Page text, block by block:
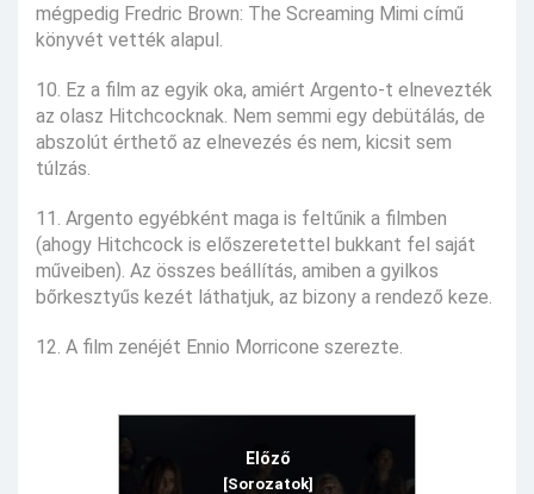
mégpedig Fredric Brown: The Screaming Mimi című
könyvét vették alapul.
10. Ez a film az egyik oka, amiért Argento-t elnevezték
az olasz Hitchcocknak. Nem semmi egy debütálás, de
abszolút érthető az elnevezés és nem, kicsit sem
túlzás.
11. Argento egyébként maga is feltűnik a filmben
(ahogy Hitchcock is előszeretettel bukkant fel saját
műveiben). Az összes beállítás, amiben a gyilkos
bőrkesztyűs kezét láthatjuk, az bizony a rendező keze.
12. A film zenéjét Ennio Morricone szerezte.
Előző
[Sorozatok]